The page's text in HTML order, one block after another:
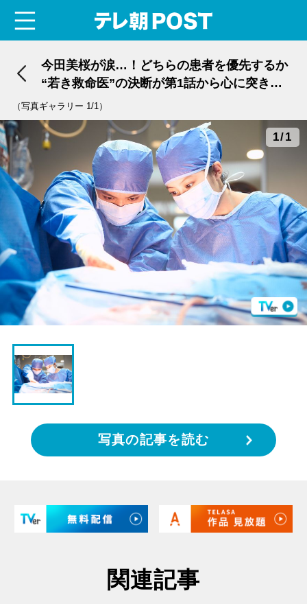
今田美桜が涙…！どちらの患者を優先するか
“若き救命医”の決断が第1話から心に突き刺
さる＜ドラマ『クロスロード』＞
（写真ギャラリー 1/1）
1/1
写真の記事を読む
関連記事